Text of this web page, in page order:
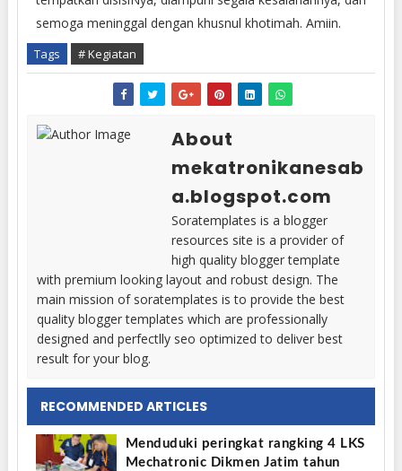
semoga meninggal dengan khusnul khotimah. Amiin.
Tags # Kegiatan
About
mekatronikanesab
a.blogspot.com
Soratemplates is a blogger
resources site is a provider of
high quality blogger template
with premium looking layout and robust design. The
main mission of soratemplates is to provide the best
quality blogger templates which are professionally
designed and perfectlly seo optimized to deliver best
result for your blog.
RECOMMENDED ARTICLES
Menduduki peringkat rangking 4 LKS
Mechatronic Dikmen Jatim tahun